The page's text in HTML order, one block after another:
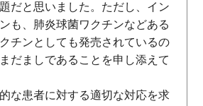
だと思いました。ただし、イン
も、肺炎球菌ワクチンなどある
チンとしても発売されているの
だましであることを申し添えて
な患者に対する適切な対応を求